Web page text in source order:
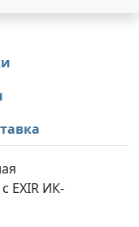
EXIR ИК-